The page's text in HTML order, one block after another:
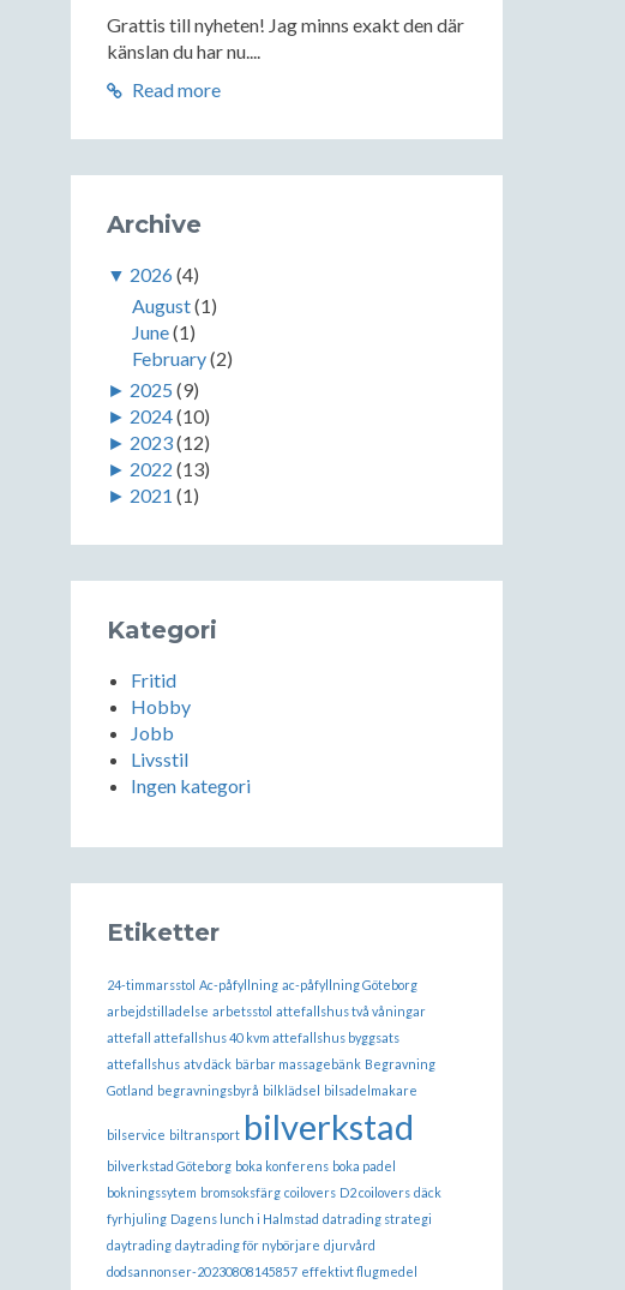
Grattis till nyheten! Jag minns exakt den där
känslan du har nu....
Read more
Archive
▼ 2026(4)
August(1)
June(1)
February(2)
► 2025 (9)
► 2024(10)
► 2023(12)
► 2022 (13)
► 2021 (1)
Kategori
Fritid
Hobby
Jobb
Livsstil
Ingen kategori
Etiketter
24-timmarsstol Ac-påfyllning ac-påfyllning Göteborg
arbejdstilladelse arbetsstol attefallshus två våningar
attefall attefallshus 40 kvm attefallshus byggsats
attefallshus atv däck bärbar massagebänk Begravning
Gotland begravningsbyrå bilklädsel bilsadelmakare
bilservice biltransport bilverkstad
bilverkstad Göteborg boka konferens boka padel
bokningssytem bromsoksfärg coilovers D2 coilovers däck
fyrhjuling Dagens lunch i Halmstad datrading strategi
daytrading daytrading för nybörjare djurvård
dodsannonser-20230808145857 effektivt flugmedel